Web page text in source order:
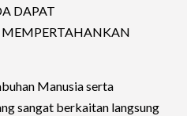
DAPAT
Manusia serta
sangat berkaitan langsung